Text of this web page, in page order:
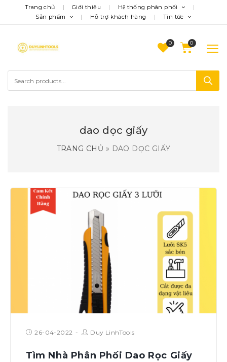
Trang chủ Giới thiệu
Hệ thống phân phối
Sản phẩm
Hỗ trợ khách hàng Tin tức
0
dao dọc giấy
TRANG CHỦ » DAO DỌC GIẤY
26-04-2022 Duy LinhTools
Tìm Nhà Phân Phối Dao Rọc Giấy